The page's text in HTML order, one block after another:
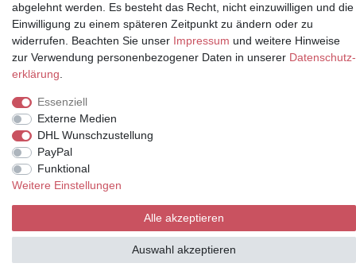
* Alle Preise inkl.
Mehrwertsteuer und zuzüglich
Versand | **ehemaliger
© Copyright 2026 | Alle Rechte vorbehalten.
abgelehnt werden. Es besteht das Recht, nicht einzuwilligen und die
Einwilligung zu einem späteren Zeitpunkt zu ändern oder zu
widerrufen. Beachten Sie unser Impressum und weitere Hinweise
zur Verwendung personenbezogener Daten in unserer Daten­schutz­
erklärung
Essenziell
Externe Medien
DHL Wunschzustellung
PayPal
Funktional
Weitere Einstellungen
Alle akzeptieren
Auswahl akzeptieren